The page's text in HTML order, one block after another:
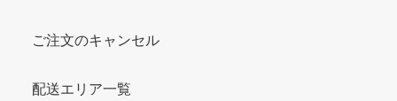
ご注文のキャンセル
配送エリア一覧